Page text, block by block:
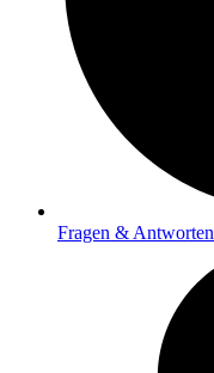
Fragen & Antworten